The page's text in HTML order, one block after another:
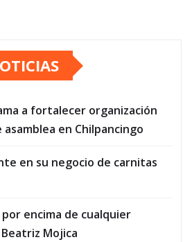
a fortalecer organización
en Chilpancingo
en su negocio de carnitas
encima de cualquier
Mojica